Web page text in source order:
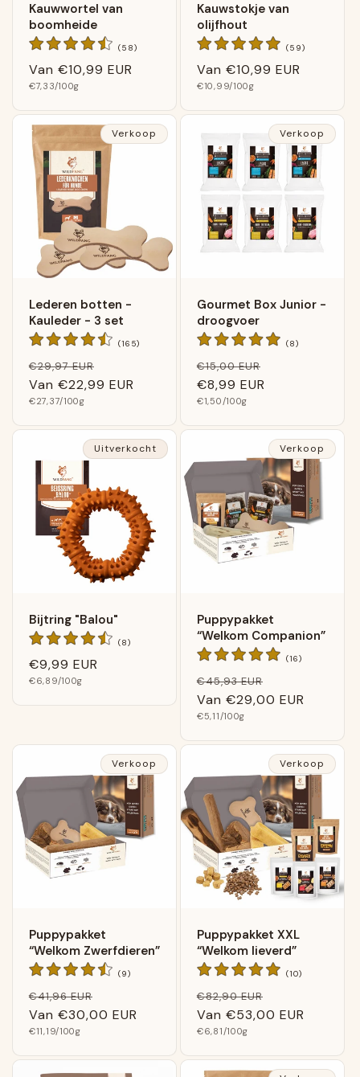
Kauwwortel van
boomheide
(58)58
beoordelingen
Normale
prijs
Van €10,99 EUR
Basis
€7,33/100g
Kauwstokje van
olijfhout
(59)59
Normale
prijs
Van €10,99 EUR
Basis
€10,99/100g
Verkoop
Lederen botten -
Kauleder - 3 set
(165)165
beoordelingen
Normale
prijs
€29,97 EUR
Van €22,99 EUR
Basis
€27,37/100g
Verkoop
Gourmet Box Junior -
droogvoer
(8)8
Normale
prijs
€15,00 EUR
€8,99 EUR
Basis
€1,50/100g
Uitverkocht
Bijtring "Balou"
(8)8
Normale
prijs
€9,99 EUR
Basis
€6,89/100g
Verkoop
Puppypakket
“Welkom Companion”
(16)16
Normale
prijs
€45,93 EUR
Van €29,00 EUR
Basis
€5,11/100g
Verkoop
Puppypakket
“Welkom Zwerfdieren”
(9)9
Normale
prijs
€41,96 EUR
Van €30,00 EUR
Basis
€11,19/100g
Verkoop
Puppypakket XXL
“Welkom lieverd”
(10)10
Normale
prijs
€82,90 EUR
Van €53,00 EUR
Basis
€6,81/100g